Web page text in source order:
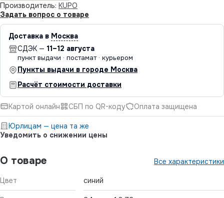
О товаре Все характеристики
Цвет синий
Производитель: KUPO
Задать вопрос о товаре
Доставка в Москва
СДЭК — 11–12 августа
пункт выдачи · постамат · курьером
Пункты выдачи в городе Москва
Расчёт стоимости доставки
Картой онлайн СБП по QR-коду Оплата защищена
Юрлицам — цена та же
Уведомить о снижении цены